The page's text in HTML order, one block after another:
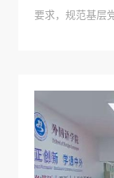
要求，规范基层
受分党委考核评